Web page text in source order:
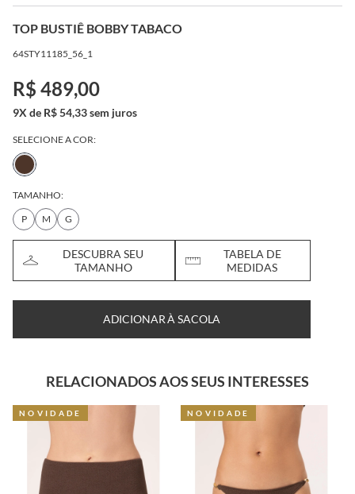
TOP BUSTIÊ BOBBY TABACO
64STY11185_56_1
R$ 489,00
9X de R$ 54,33 sem juros
SELECIONE A COR:
TAMANHO:
P
M G
DESCUBRA SEU
TAMANHO
TABELA DE
MEDIDAS
ADICIONAR À SACOLA
RELACIONADOS AOS SEUS INTERESSES
NOVIDADE NOVIDADE